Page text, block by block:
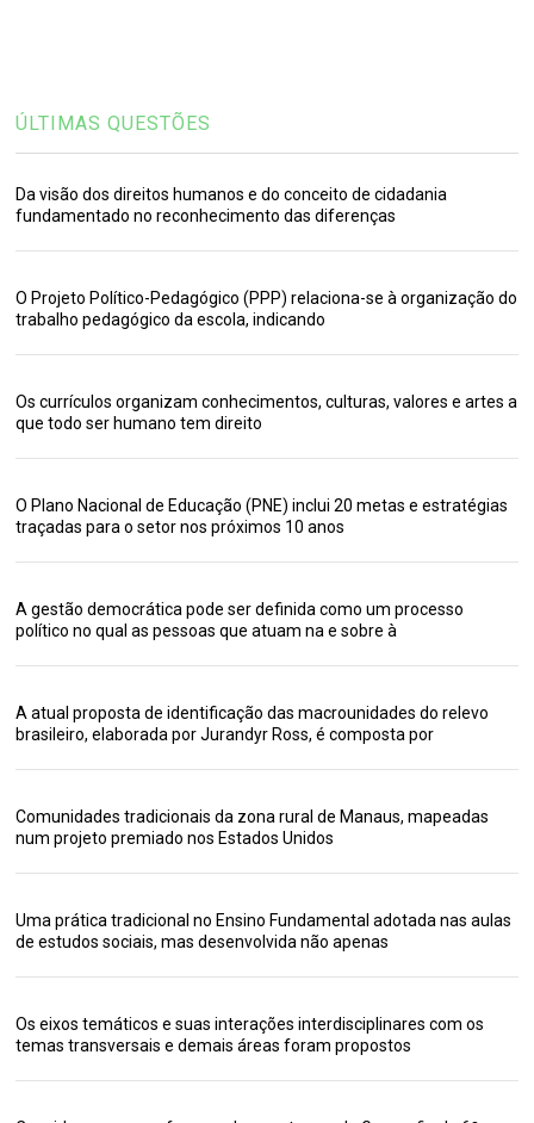
ÚLTIMAS QUESTÕES
Da visão dos direitos humanos e do conceito de cidadania
fundamentado no reconhecimento das diferenças
O Projeto Político-Pedagógico (PPP) relaciona-se à organização do
trabalho pedagógico da escola, indicando
Os currículos organizam conhecimentos, culturas, valores e artes a
que todo ser humano tem direito
O Plano Nacional de Educação (PNE) inclui 20 metas e estratégias
traçadas para o setor nos próximos 10 anos
A gestão democrática pode ser definida como um processo
político no qual as pessoas que atuam na e sobre à
A atual proposta de identificação das macrounidades do relevo
brasileiro, elaborada por Jurandyr Ross, é composta por
Comunidades tradicionais da zona rural de Manaus, mapeadas
num projeto premiado nos Estados Unidos
Uma prática tradicional no Ensino Fundamental adotada nas aulas
de estudos sociais, mas desenvolvida não apenas
Os eixos temáticos e suas interações interdisciplinares com os
temas transversais e demais áreas foram propostos